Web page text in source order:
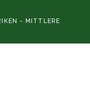
- MITTLERE